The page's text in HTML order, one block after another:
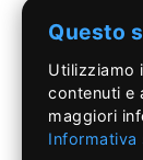
con
dettaglio, il
Comunità Il
dell’associazione
provenienti da
l’integrazione,
scolastico e
©Il Pontino-
Questo
Utilizziamo
contenuti e
maggiori
Informativa